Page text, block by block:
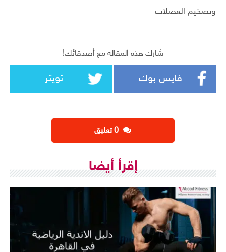
وتضخيم العضلات
شارك هذه المقالة مع أصدقائك!
فايس بوك تويتر
إقرأ أيضا